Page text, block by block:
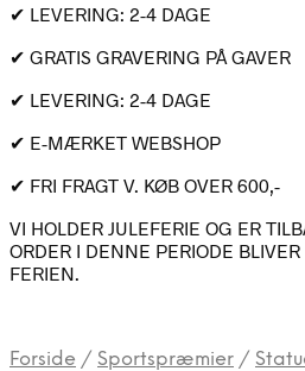
✔ LEVERING: 2-4 DAGE
✔ GRATIS GRAVERING PÅ GAVER
✔ LEVERING: 2-4 DAGE
✔ E-MÆRKET WEBSHOP
✔ FRI FRAGT V. KØB OVER 600,-
VI HOLDER JULEFERIE OG ER
ORDER I DENNE PERIODE
FERIEN.
Forside / Sportspræmier /